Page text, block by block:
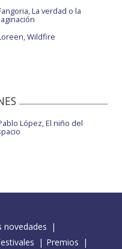
La verdad o la
Wildfire
López, El niño del
novedades
Premios